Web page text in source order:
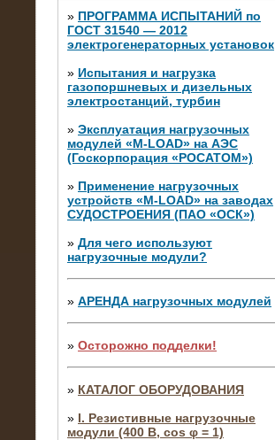
» ПРОГРАММА ИСПЫТАНИЙ по
ГОСТ 31540 — 2012
электрогенераторных установок
» Испытания и нагрузка
газопоршневых и дизельных
электростанций, турбин
» Эксплуатация нагрузочных
модулей «M-LOAD» на АЭС
(Госкорпорация «РОСАТОМ»)
» Применение нагрузочных
устройств «M-LOAD» на заводах
СУДОСТРОЕНИЯ (ПАО «ОСК»)
» Для чего используют
нагрузочные модули?
» АРЕНДА нагрузочных модулей
» Осторожно подделки!
» КАТАЛОГ ОБОРУДОВАНИЯ
» I. Резистивные нагрузочные
модули (400 В, cos φ = 1)